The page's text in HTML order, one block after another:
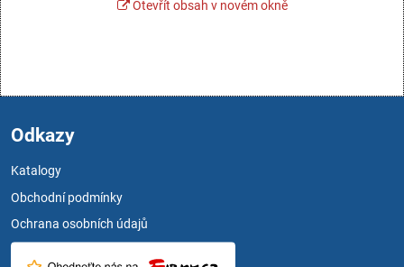
Otevřít obsah v novém okně
Odkazy
Katalogy
Obchodní podmínky
Ochrana osobních údajů